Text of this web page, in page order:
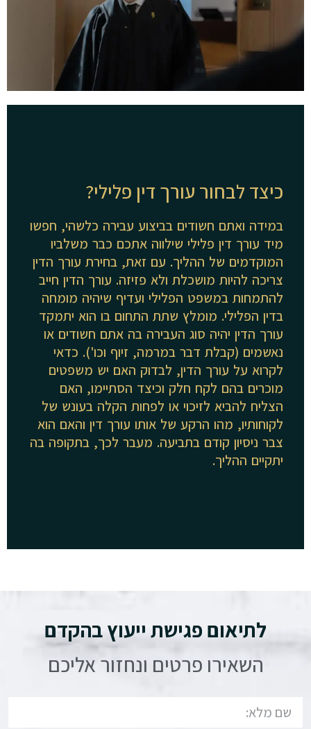
כיצד לבחור עורך דין פלילי?
במידה ואתם חשודים בביצוע עבירה כלשהי, חפשו
מיד עורך דין פלילי שילווה אתכם כבר משלביו
המוקדמים של ההליך. עם זאת, בחירת עורך הדין
צריכה להיות מושכלת ולא פזיזה. עורך הדין חייב
להתמחות במשפט הפלילי ועדיף שיהיה מומחה
בדין הפלילי. מומלץ שתת התחום בו הוא יתמקד
עורך הדין יהיה סוג העבירה בה אתם חשודים או
נאשמים (קבלת דבר במרמה, זיוף וכו'). כדאי
לקרוא על עורך הדין, לבדוק האם יש משפטים
מוכרים בהם לקח חלק וכיצד הסתיימו, האם
הצליח להביא לזיכוי או לפחות הקלה בעונש של
לקוחותיו, מהו הרקע של אותו עורך דין והאם הוא
צבר ניסיון קודם בתביעה. מעבר לכך, בתקופה בה
יתקיים ההליך.
לתיאום פגישת ייעוץ בהקדם
השאירו פרטים ונחזור אליכם